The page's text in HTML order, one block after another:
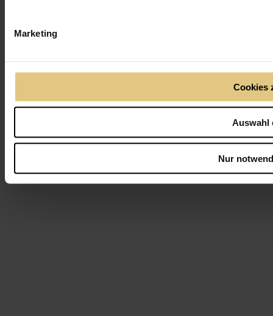
Marketing
Cookies
Auswahl
Nur